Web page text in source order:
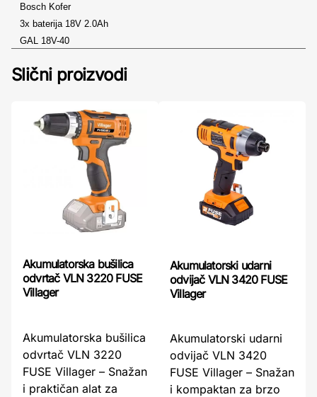
Bosch Kofer
3x baterija 18V 2.0Ah
GAL 18V-40
Slični proizvodi
Akumulatorska bušilica
odvrtač VLN 3220 FUSE
Villager
Akumulatorska bušilica
odvrtač VLN 3220
FUSE Villager – Snažan
i praktičan alat za
Akumulatorski udarni
odvijač VLN 3420 FUSE
Villager
Akumulatorski udarni
odvijač VLN 3420
FUSE Villager – Snažan
i kompaktan za brzo